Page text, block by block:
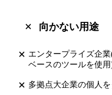
向かない用途
エンタープライズ企
ベースのツールを使用
多拠点大企業の個人